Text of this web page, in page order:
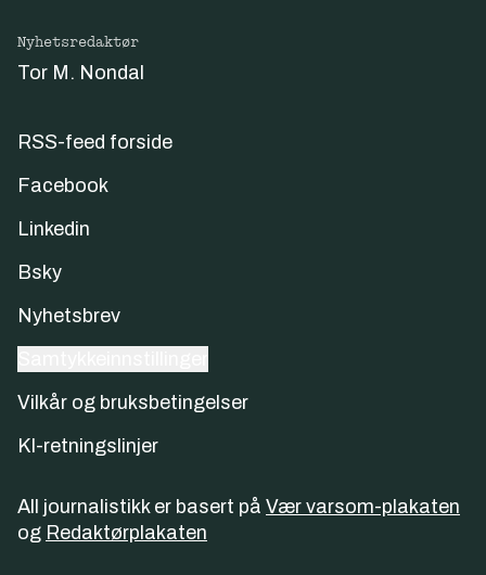
Nyhetsredaktør
Tor M. Nondal
RSS-feed forside
Facebook
Linkedin
Bsky
Nyhetsbrev
Vilkår og bruksbetingelser
KI-retningslinjer
All journalistikk er basert på Vær varsom-plakaten
og Redaktørplakaten